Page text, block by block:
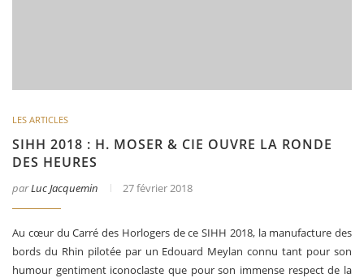
LES ARTICLES
SIHH 2018 : H. MOSER & CIE OUVRE LA RONDE
DES HEURES
parLuc Jacquemin 27 février 2018
Au cœur du Carré des Horlogers de ce SIHH 2018, la manufacture des
bords du Rhin pilotée par un Edouard Meylan connu tant pour son
humour gentiment iconoclaste que pour son immense respect de la